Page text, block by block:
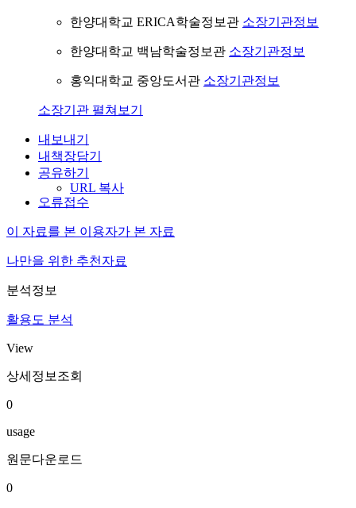
한양대학교 ERICA학술정보관 소장기관정보
한양대학교 백남학술정보관 소장기관정보
홍익대학교 중앙도서관 소장기관정보
소장기관 펼쳐보기
내보내기
내책장담기
공유하기
URL 복사
오류접수
이 자료를 본 이용자가 본 자료
나만을 위한 추천자료
분석정보
활용도 분석
View
상세정보조회
0
usage
원문다운로드
0